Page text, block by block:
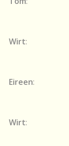
Wirt:
Eireen:
Wirt: